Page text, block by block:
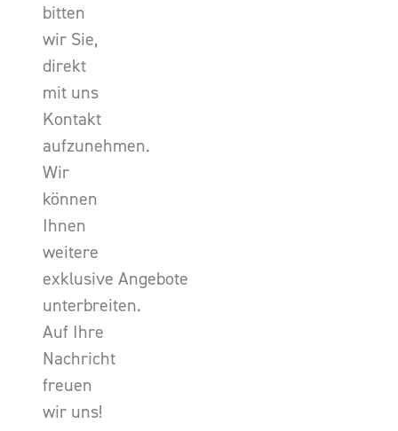
bitten
wir Sie,
direkt
mit uns
Kontakt
aufzunehmen.
Wir
können
Ihnen
weitere
exklusive Angebote
unterbreiten.
Auf Ihre
Nachricht
freuen
wir uns!